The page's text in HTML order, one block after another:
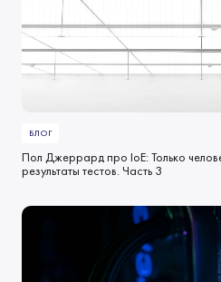
БЛОГ
Пол Джеррард про IoE: Только
результаты тестов. Часть 3